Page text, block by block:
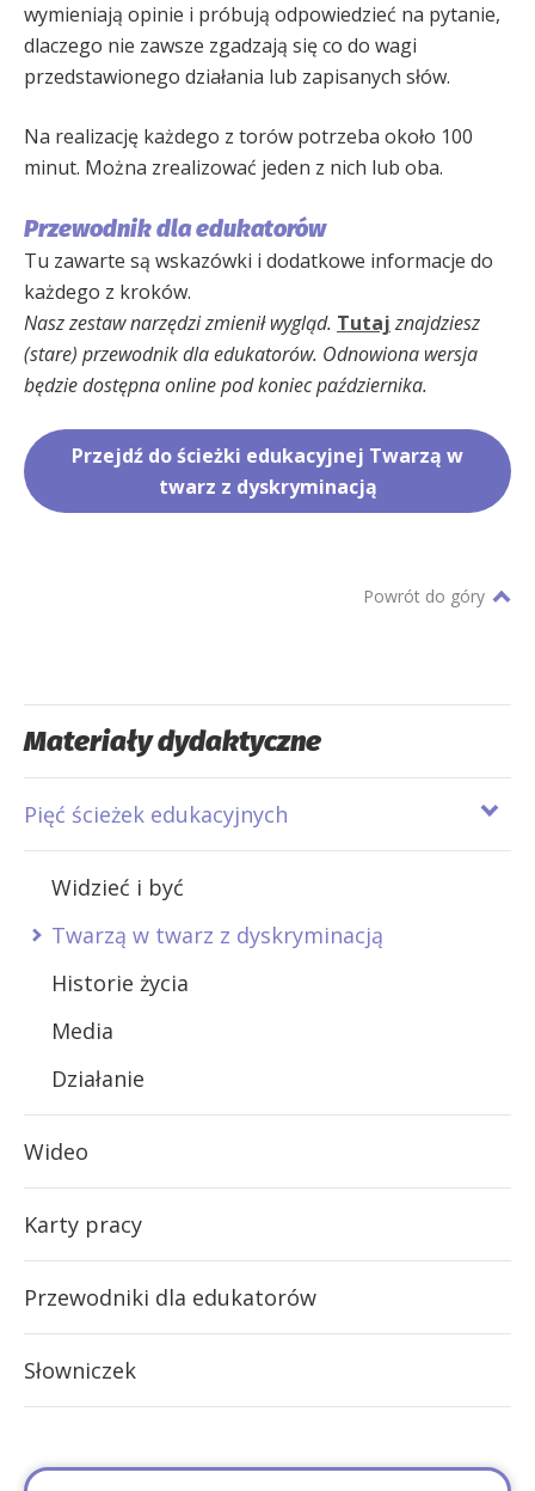
wymieniają opinie i próbują odpowiedzieć na pytanie,
dlaczego nie zawsze zgadzają się co do wagi
przedstawionego działania lub zapisanych słów.
Na realizację każdego z torów potrzeba około 100
minut. Można zrealizować jeden z nich lub oba.
Przewodnik dla edukatorów
Tu zawarte są wskazówki i dodatkowe informacje do
każdego z kroków.
Nasz zestaw narzędzi zmienił wygląd. Tutajznajdziesz
(stare) przewodnik dla edukatorów. Odnowiona wersja
będzie dostępna online pod koniec października.
Przejdź do ścieżki edukacyjnej Twarzą w
twarz z dyskryminacją
Powrót do góry
Materiały dydaktyczne
Pięć ścieżek edukacyjnych
Widzieć i być
Twarzą w twarz z dyskryminacją
Historie życia
Media
Działanie
Wideo
Karty pracy
Przewodniki dla edukatorów
Słowniczek